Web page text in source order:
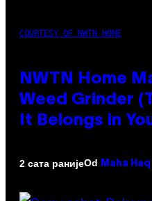
COURTESY OF NWTN HOME
NWTN Home
Weed Grinder
It Belongs in
2 сата ранијеOd Maha Haq